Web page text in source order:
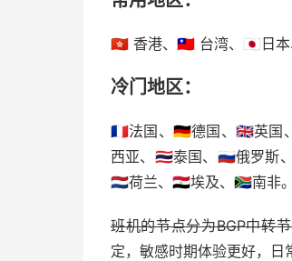
🇭🇰 香港、🇹🇼 台湾、🇯🇵日
冷门地区：
🇫🇷法国、🇩🇪德国、🇬🇧英国
西亚、🇹🇭泰国、🇷🇺俄罗斯
🇳🇱荷兰、🇪🇬埃及、🇿🇦南非。
班机的节点分为BGP中转
定，敏感时期体验更好，日